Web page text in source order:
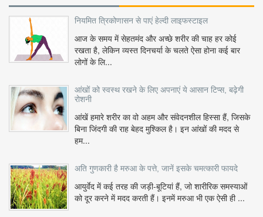
नियमित त्रिकोणासन से पाएं हेल्दी लाइफस्टाइल
आज के समय में सेहतमंद और अच्छे शरीर की चाह हर कोई
रखता है, लेकिन व्यस्त दिनचर्या के चलते ऐसा होना कई बार
लोगों के लि...
आंखों को स्वस्थ रखने के लिए अपनाएं ये आसान टिप्स, बढ़ेगी
रोशनी
आंखें हमारे शरीर का वो अहम और संवेदनशील हिस्सा हैं, जिसके
बिना जिंदगी की राह बेहद मुश्किल है। इन आंखों की मदद से
हम...
अति गुणकारी है मरुआ के पत्ते, जानें इसके चमत्कारी फायदे
आयुर्वेद में कई तरह की जड़ी-बूटियां हैं, जो शारीरिक समस्याओं
को दूर करने में मदद करती हैं। इनमें मरुआ भी एक ऐसी ही ...